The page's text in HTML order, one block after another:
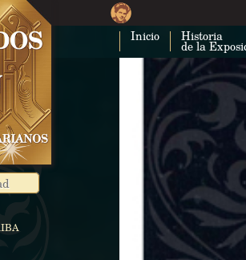
Inicio Historia
de la